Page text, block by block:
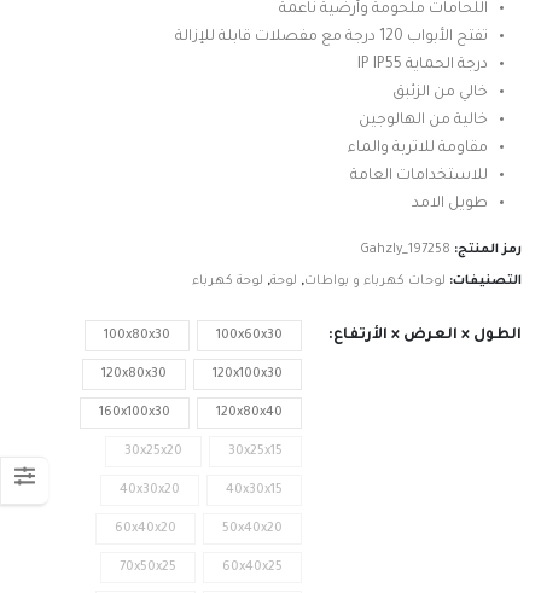
اللحامات ملحومة وأرضية ناعمة
تفتح الأبواب 120 درجة مع مفصلات قابلة للإزالة
درجة الحماية IP IP55
خالي من الزئبق
خالية من الهالوجين
مقاومة للاتربة والماء
للاستخدامات العامة
طويل الامد
رمز المنتج: Gahzly_197258
التصنيفات: لوحات كهرباء و بواطات, لوحة, لوحة كهرباء
الطول × العرض × الأرتفاع 100x60x30
100x80x30
120x100x30
120x80x30
120x80x40
160x100x30
30x25x15
30x25x20
40x30x15
40x30x20
50x40x20
60x40x20
60x40x25
70x50x25